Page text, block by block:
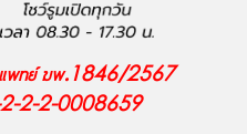
รแพทย์ ฆพ.1846/2567
2-2-2-0008659